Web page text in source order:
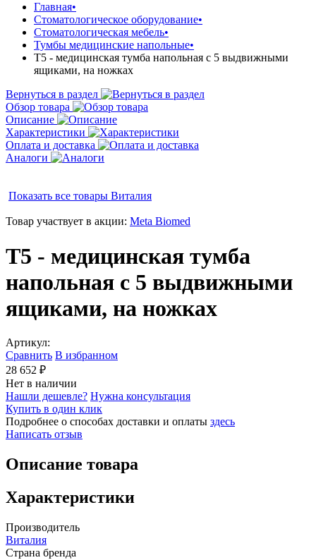
Главная•
Стоматологическое оборудование•
Стоматологическая мебель•
Тумбы медицинские напольные•
Т5 - медицинская тумба напольная с 5 выдвижными
ящиками, на ножках
Вернуться в раздел
Обзор товара
Описание
Характеристики
Оплата и доставка
Аналоги
Показать все товары Виталия
Товар участвует в акции: Meta Biomed
Т5 - медицинская тумба
напольная с 5 выдвижными
ящиками, на ножках
Артикул:
Сравнить В избранном
28 652 ₽
Нет в наличии
Нашли дешевле? Нужна консультация
Купить в один клик
Подробнее о способах доставки и оплаты здесь
Написать отзыв
Описание товара
Характеристики
Производитель
Виталия
Страна бренда